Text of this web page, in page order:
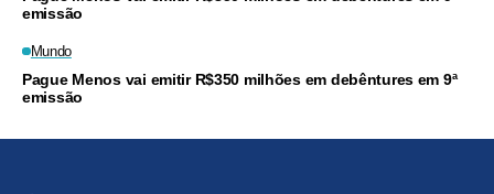
emissão
Mundo
Pague Menos vai emitir R$350 milhões em debêntures em 9ª
emissão